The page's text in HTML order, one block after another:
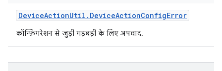
DeviceActionUtil . DeviceActionConfigError
कॉन्फ़िगरेशन से जुड़ी गड़बड़ी के लिए अपवाद.